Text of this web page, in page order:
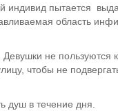
пытается
область
не пользуются
чтобы не
душ в течение дня.